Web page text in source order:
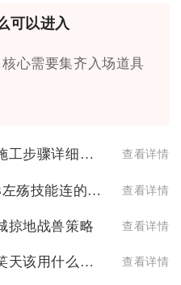
可以进入
心需要集齐入场道具
全民奇迹铺装的施工步骤详细介绍一下 查看详情
如何利用影之刃3左殇技能连的控制能力打断敌人的技能 查看详情
掠地战兽策略 查看详情
斗罗大陆鬼魅风笑天该用什么阵容 查看详情